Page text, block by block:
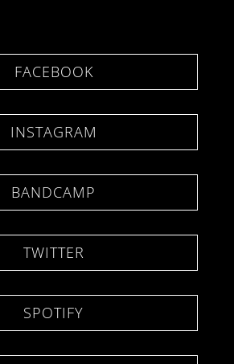
FACEBOOK
INSTAGRAM
BANDCAMP
TWITTER
SPOTIFY